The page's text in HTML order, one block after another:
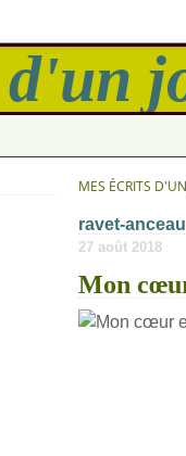
MES ÉCRITS
ravet-anceau
27 août 2018
Mon